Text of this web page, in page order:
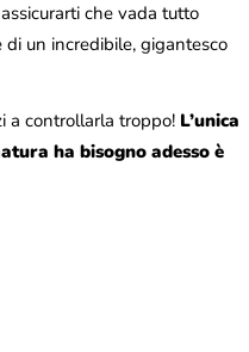
che vada tutto
un incredibile, gigantesco
a controllarla troppo! L’unica
ha bisogno adesso è